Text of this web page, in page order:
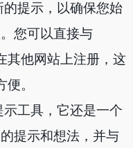
提示，以确保您始
您可以直接与
其他网站上注册，这
。
工具，它还是一个
提示和想法，并与